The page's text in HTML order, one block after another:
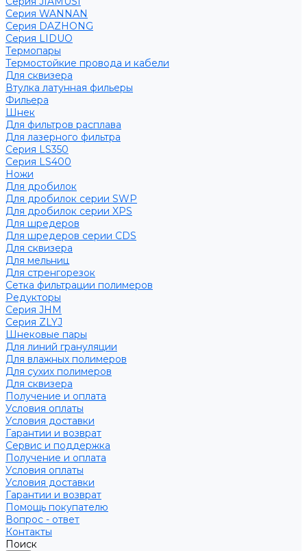
Серия WANNAN
Серия DAZHONG
Серия LIDUO
Термопары
Термостойкие провода и кабели
Для сквизера
Втулка латунная фильеры
Фильера
Шнек
Для фильтров расплава
Для лазерного фильтра
Серия LS350
Серия LS400
Ножи
Для дробилок
Для дробилок серии SWP
Для дробилок серии XPS
Для шредеров
Для шредеров серии CDS
Для сквизера
Для мельниц
Для стренгорезок
Сетка фильтрации полимеров
Редукторы
Серия JHM
Серия ZLYJ
Шнековые пары
Для линий грануляции
Для влажных полимеров
Для сухих полимеров
Для сквизера
Получение и оплата
Условия оплаты
Условия доставки
Гарантии и возврат
Сервис и поддержка
Получение и оплата
Условия оплаты
Условия доставки
Гарантии и возврат
Помощь покупателю
Вопрос - ответ
Контакты
Поиск